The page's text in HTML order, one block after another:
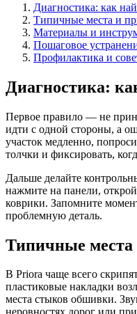
Диагностика: как
Типичные места и
Материалы и
Пошаговое
Профилактика и
Диагностика:
Первое правило — не
идти с одной стороны, а
участок медленно,
толчки и фиксировать,
Дальше делайте
нажмите на панели,
коврики. Запомните
проблемную деталь.
Типичные места
В Priorа чаще всего
пластиковые накладки
места стыков обшивки.